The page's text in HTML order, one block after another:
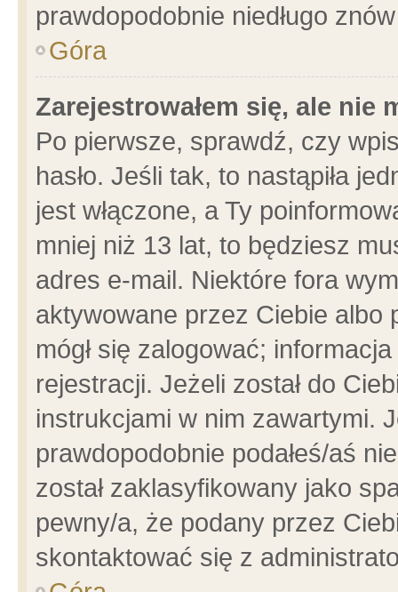
prawdopodobnie niedługo
Góra
Zarejestrowałem się, ale nie
Po pierwsze, sprawdź, czy
hasło. Jeśli tak, to nastąpiła
jest włączone, a Ty
mniej niż 13 lat, to będziesz
adres e-mail. Niektóre fora
aktywowane przez Ciebie albo
mógł się zalogować;
rejestracji. Jeżeli został do
instrukcjami w nim zawartymi.
prawdopodobnie podałeś/aś
został zaklasyfikowany jako
pewny/a, że podany przez
skontaktować się z